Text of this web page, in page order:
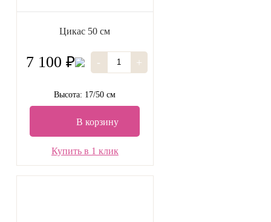
Цикас 50 см
7 100 ₽ - +
Высота: 17/50 см
В корзину
Купить в 1 клик